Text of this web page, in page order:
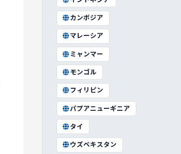
カンボジア
マレーシア
ミャンマー
モンゴル
フィリピン
パプアニューギニア
タイ
ウズベキスタン